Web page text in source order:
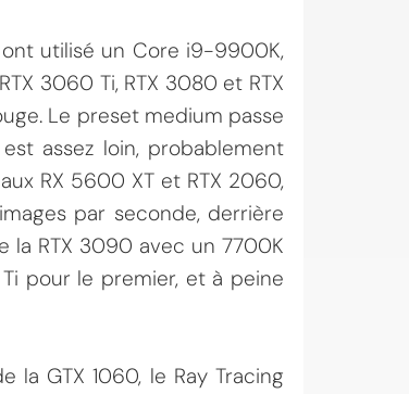
utilisé un Core i9-9900K,
3060 Ti, RTX 3080 et RTX
Le preset medium passe
assez loin, probablement
RX 5600 XT et RTX 2060,
par seconde, derrière
la RTX 3090 avec un 7700K
pour le premier, et à peine
la GTX 1060, le Ray Tracing